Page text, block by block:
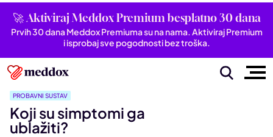
🚀 Aktiviraj Meddox Premium besplatno 30 dana
Prvih 30 dana Meddox Premiuma su na nama. Aktiviraj Premium
i isprobaj sve pogodnosti bez troška.
PROBAVNI SUSTAV
Koji su simptomi gastritisa i kako ih
ublažiti?